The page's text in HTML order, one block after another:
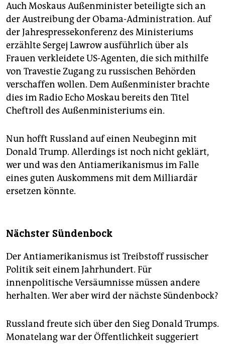
Auch Moskaus Außenminister beteiligte sich an
der Austreibung der Obama-Administration. Auf
der Jahrespressekonferenz des Ministeriums
erzählte Sergej Lawrow ausführlich über als
Frauen verkleidete US-Agenten, die sich mithilfe
von Travestie Zugang zu russischen Behörden
verschaffen wollen. Dem Außenminister brachte
dies im Radio Echo Moskau bereits den Titel
Cheftroll des Außenministeriums ein.
Nun hofft Russland auf einen Neubeginn mit
Donald Trump. Allerdings ist noch nicht geklärt,
wer und was den Antiamerikanismus im Falle
eines guten Auskommens mit dem Milliardär
ersetzen könnte.
Nächster Sündenbock
Der Antiamerikanismus ist Treibstoff russischer
Politik seit einem Jahrhundert. Für
innenpolitische Versäumnisse müssen andere
herhalten. Wer aber wird der nächste Sündenbock?
Russland freute sich über den Sieg Donald Trumps.
Monatelang war der Öffentlichkeit suggeriert